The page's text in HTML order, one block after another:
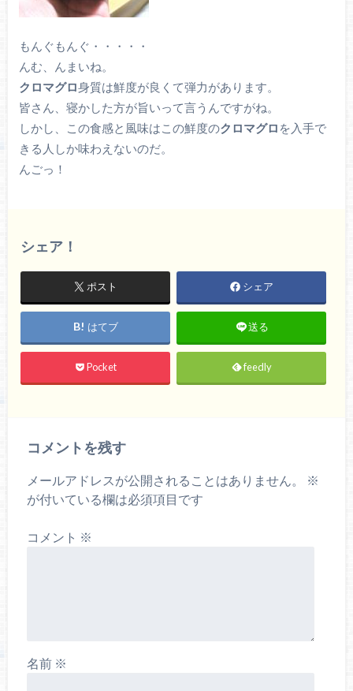
もんぐもんぐ・・・・・
んむ、んまいね。
クロマグロ身質は鮮度が良くて弾力があります。
皆さん、寝かした方が旨いって言うんですがね。
しかし、この食感と風味はこの鮮度のクロマグロ を入手で
きる人しか味わえないのだ。
んごっ！
シェア！
ポスト シェア
はてブ 送る
Pocket feedly
コメントを残す
メールアドレスが公開されることはありません。
※
が付いている欄は必須項目です
コメント ※
名前 ※